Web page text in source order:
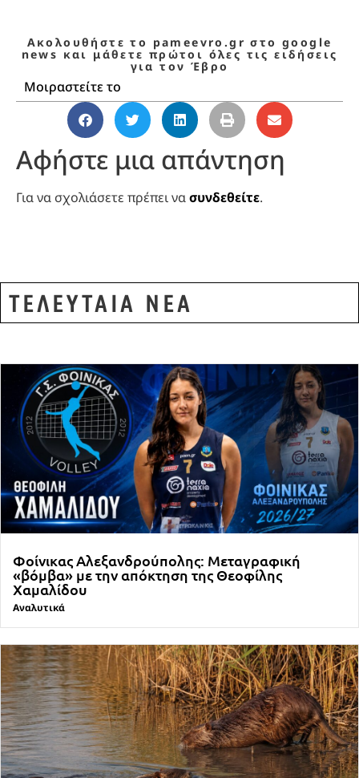
Ακολουθήστε το pameevro.gr στο google
news και μάθετε πρώτοι όλες τις ειδήσεις
για τον Έβρο
Μοιραστείτε το
Αφήστε μια απάντηση
Για να σχολιάσετε πρέπει νασυνδεθείτε.
ΤΕΛΕΥΤΑΙΑ ΝΕΑ
Φοίνικας Αλεξανδρούπολης: Μεταγραφική
«βόμβα» με την απόκτηση της Θεοφίλης
Χαμαλίδου
Αναλυτικά